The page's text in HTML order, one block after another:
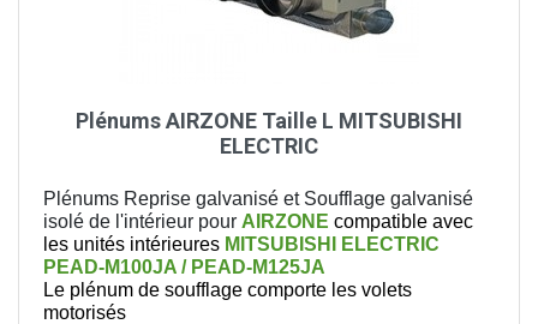
Plénums AIRZONE Taille L MITSUBISHI
ELECTRIC
Plénums Reprise galvanisé et Soufflage galvanisé
isolé de l'intérieur pour AIRZONE compatible avec
les unités intérieures MITSUBISHI ELECTRIC
PEAD-M100JA / PEAD-M125JA
Le plénum de soufflage comporte les volets
motorisés